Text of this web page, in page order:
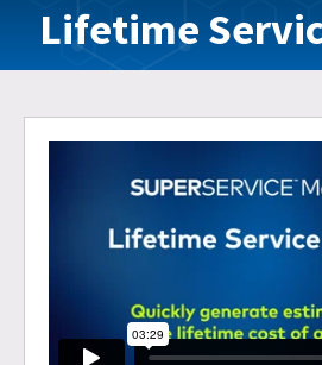
Lifetime